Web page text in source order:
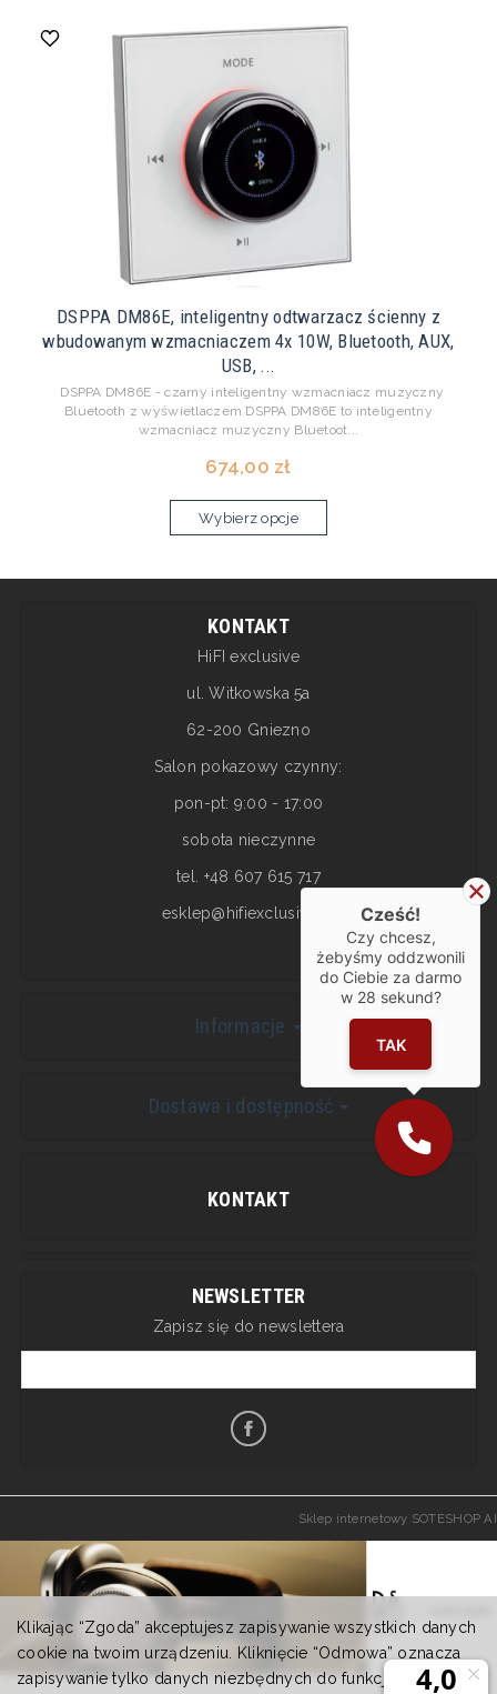
DSPPA DM86E, inteligentny odtwarzacz ścienny z
wbudowanym wzmacniaczem 4x 10W, Bluetooth, AUX,
USB, ...
DSPPA DM86E - czarny inteligentny wzmacniacz muzyczny
Bluetooth z wyświetlaczem DSPPA DM86E to inteligentny
wzmacniacz muzyczny Bluetoot...
674,00 zł
Wybierz opcje
KONTAKT
HiFI exclusive
ul. Witkowska 5a
62-200 Gniezno
Salon pokazowy czynny:
pon-pt: 9:00 - 17:00
sobota nieczynne
tel. +48 607 615 717
esklep@hifiexclusive.pl
Informacje
Dostawa i dostępność
KONTAKT
NEWSLETTER
Zapisz się do newslettera
Sklep internetowy SOTESHOP AI
Klikając “Zgoda” akceptujesz zapisywanie wszystkich danych
cookie na twoim urządzeniu. Kliknięcie “Odmowa” oznacza
zapisywanie tylko danych niezbędnych do funkcjonowania
Cześć!
Czy chcesz,
żebyśmy oddzwonili
do Ciebie za darmo
w 28 sekund?
TAK